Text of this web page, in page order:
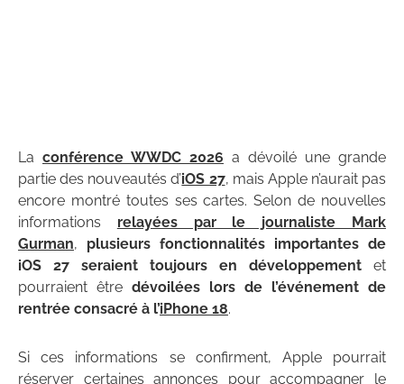
La conférence WWDC 2026 a dévoilé une grande
partie des nouveautés d’iOS 27, mais Apple n’aurait pas
encore montré toutes ses cartes. Selon de nouvelles
informations relayées par le journaliste Mark
Gurman, plusieurs fonctionnalités importantes de
iOS 27 seraient toujours en développement et
pourraient être dévoilées lors de l’événement de
rentrée consacré à l’iPhone 18.
Si ces informations se confirment, Apple pourrait
réserver certaines annonces pour accompagner le